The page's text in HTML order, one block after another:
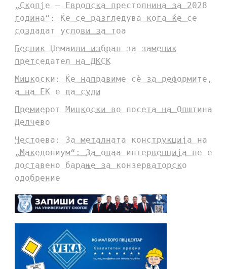
„Скопје – Европска престолнина за 2028
година“: Ќе се разгледува кога ќе се
создадат услови за тоа
Бесник Џемаили избран за заменик
претседател на ДКСК
Мицкоски: Ќе направиме сè за реформите,
а на ЕК е да суди
Премиерот Мицкоски во посета на Општина
Делчево
Честоева: За металната конструкција на
„Македониум“: За оваа интервенција не е
доставено барање за конзерваторско
одобрение